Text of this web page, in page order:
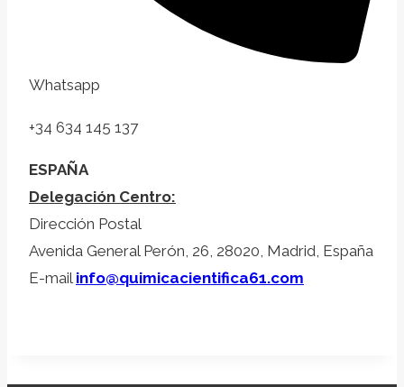
Whatsapp
+34 634 145 137
ESPAÑA
Delegación Centro:
Dirección Postal
Avenida General Perón, 26, 28020, Madrid, España
E-mail info@quimicacientifica61.com